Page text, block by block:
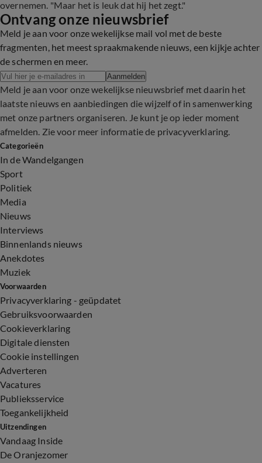
overnemen. "Maar het is leuk dat hij het zegt."
Ontvang onze nieuwsbrief
Meld je aan voor onze wekelijkse mail vol met de beste
fragmenten, het meest spraakmakende nieuws, een kijkje achter
de schermen en meer.
Aanmelden
Meld je aan voor onze wekelijkse nieuwsbrief met daarin het
laatste nieuws en aanbiedingen die wijzelf of in samenwerking
met onze partners organiseren. Je kunt je op ieder moment
afmelden. Zie voor meer informatie de privacyverklaring.
Categorieën
In de Wandelgangen
Sport
Politiek
Media
Nieuws
Interviews
Binnenlands nieuws
Anekdotes
Muziek
Voorwaarden
Privacyverklaring - geüpdatet
Gebruiksvoorwaarden
Cookieverklaring
Digitale diensten
Cookie instellingen
Adverteren
Vacatures
Publieksservice
Toegankelijkheid
Uitzendingen
Vandaag Inside
De Oranjezomer